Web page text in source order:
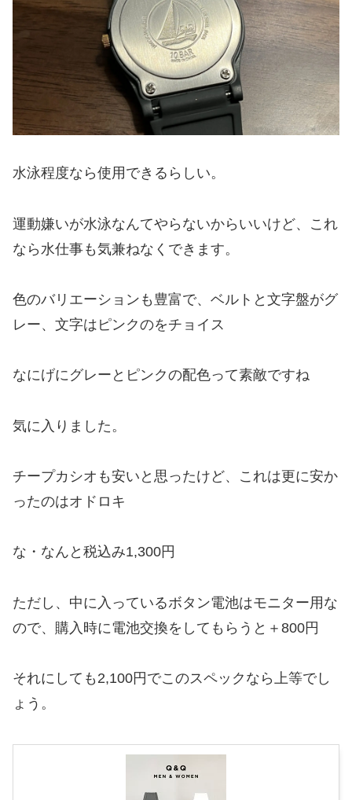
水泳程度なら使用できるらしい。
運動嫌いが水泳なんてやらないからいいけど、これ
なら水仕事も気兼ねなくできます。
色のバリエーションも豊富で、ベルトと文字盤がグ
レー、文字はピンクのをチョイス
なにげにグレーとピンクの配色って素敵ですね
気に入りました。
チープカシオも安いと思ったけど、これは更に安か
ったのはオドロキ
な・なんと税込み1,300円
ただし、中に入っているボタン電池はモニター用な
ので、購入時に電池交換をしてもらうと＋800円
それにしても2,100円でこのスペックなら上等でし
ょう。